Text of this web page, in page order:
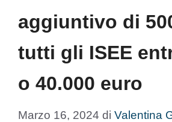
aggiuntivo di
tutti gli ISEE
o 40.000 euro
Marzo 16, 2024 di Valentina